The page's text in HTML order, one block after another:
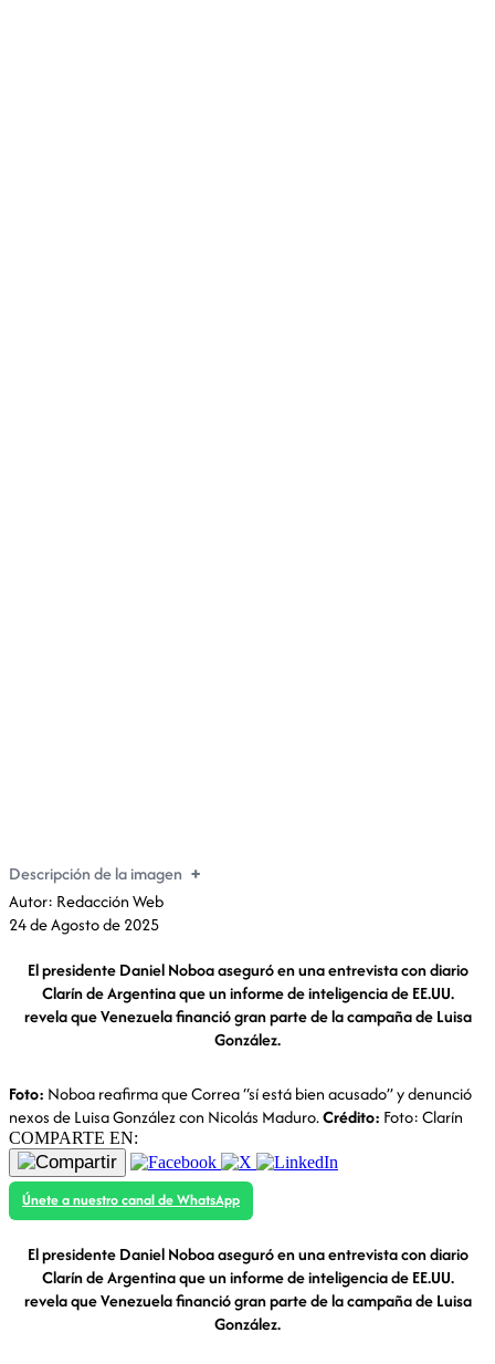
Descripción de la imagen
Autor: Redacción Web
24 de Agosto de 2025
El presidente Daniel Noboa aseguró en una entrevista con diario
Clarín de Argentina que un informe de inteligencia de EE.UU.
revela que Venezuela financió gran parte de la campaña de Luisa
González.
Foto: Noboa reafirma que Correa “sí está bien acusado” y denunció
nexos de Luisa González con Nicolás Maduro.Crédito: Foto: Clarín
COMPARTE EN:
Únete a nuestro canal de WhatsApp
El presidente Daniel Noboa aseguró en una entrevista con diario
Clarín de Argentina que un informe de inteligencia de EE.UU.
revela que Venezuela financió gran parte de la campaña de Luisa
González.